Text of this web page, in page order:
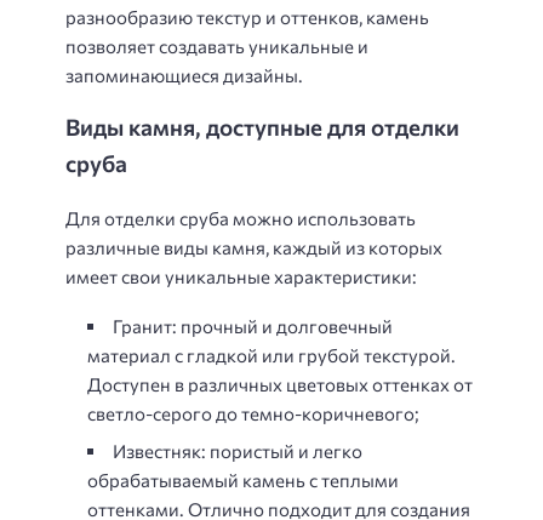
разнообразию текстур и оттенков, камень
позволяет создавать уникальные и
запоминающиеся дизайны.
Виды камня, доступные для отделки
сруба
Для отделки сруба можно использовать
различные виды камня, каждый из которых
имеет свои уникальные характеристики:
Гранит: прочный и долговечный
материал с гладкой или грубой текстурой.
Доступен в различных цветовых оттенках от
светло-серого до темно-коричневого;
Известняк: пористый и легко
обрабатываемый камень с теплыми
оттенками. Отлично подходит для создания